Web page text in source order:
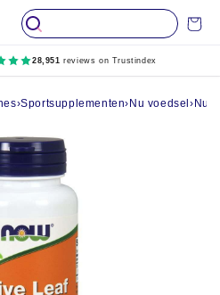
Kar
28,951 reviews on Trustindex
›Sportsupplementen› Nu voedsel› Nu